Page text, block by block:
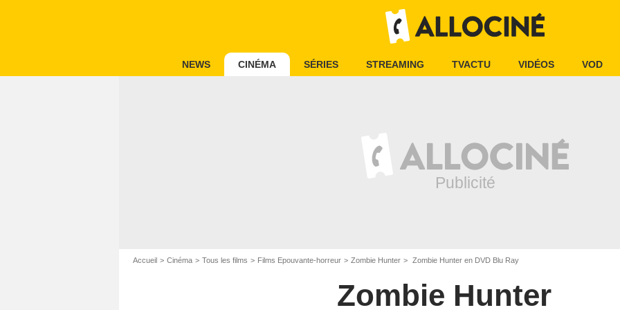
NEWS CINÉMA SÉRIES STREAMING TVACTU VIDÉOS VOD
Accueil Cinéma Tous les films Films Epouvante-horreur Zombie Hunter Zombie Hunter en DVD Blu Ray
Zombie Hunter